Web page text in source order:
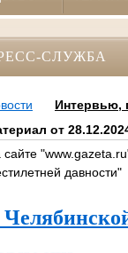
СЛУЖБА
Интервью,
от
сайте
давности"